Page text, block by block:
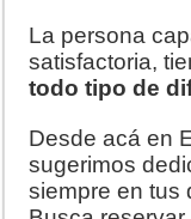
La persona
satisfactoria,
todo tipo de
Desde acá en
sugerimos
siempre en tus